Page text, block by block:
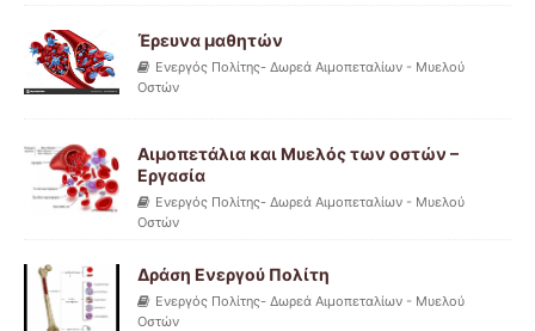
Έρευνα μαθητών
Ενεργός Πολίτης- Δωρεά Αιμοπεταλίων - Μυελού
Οστών
Αιμοπετάλια και Μυελός των οστών –
Εργασία
Ενεργός Πολίτης- Δωρεά Αιμοπεταλίων - Μυελού
Οστών
Δράση Ενεργού Πολίτη
Ενεργός Πολίτης- Δωρεά Αιμοπεταλίων - Μυελού
Οστών